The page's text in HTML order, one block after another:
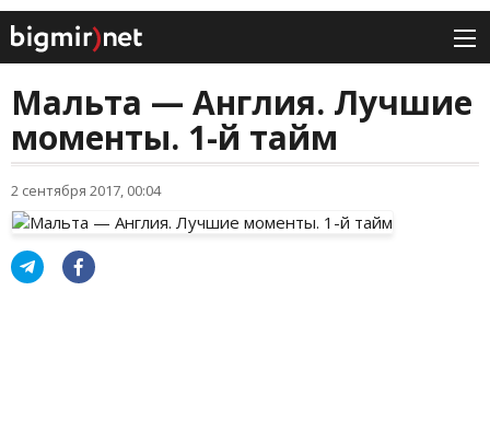
Мальта — Англия. Лучшие
моменты. 1-й тайм
2 сентября 2017, 00:04